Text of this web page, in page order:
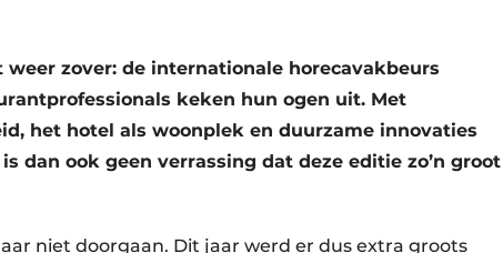
weer zover: de internationale horecavakbeurs
keken hun ogen uit. Met
het hotel als woonplek en duurzame innovaties
dan ook geen verrassing dat deze editie zo’n groot
niet doorgaan. Dit jaar werd er dus extra groots